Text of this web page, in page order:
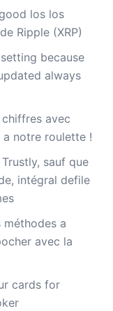
los los
Ripple (XRP)
because
always
avec
a notre roulette !
sauf que
intégral defile
méthodes a
avec la
cards for